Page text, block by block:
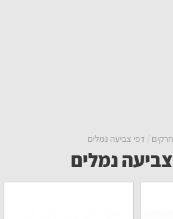
דפי צביעה נמלים
נמלים